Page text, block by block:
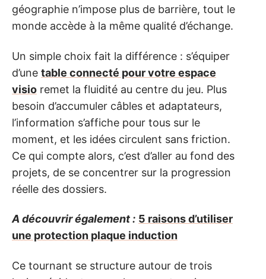
géographie n’impose plus de barrière, tout le
monde accède à la même qualité d’échange.
Un simple choix fait la différence : s’équiper
d’une table connecté pour votre espace
visio remet la fluidité au centre du jeu. Plus
besoin d’accumuler câbles et adaptateurs,
l’information s’affiche pour tous sur le
moment, et les idées circulent sans friction.
Ce qui compte alors, c’est d’aller au fond des
projets, de se concentrer sur la progression
réelle des dossiers.
A découvrir également : 5 raisons d’utiliser
une protection plaque induction
Ce tournant se structure autour de trois